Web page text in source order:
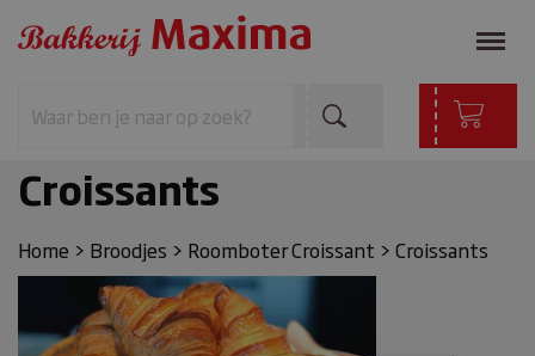
Croissants
Home > Broodjes > Roomboter Croissant > Croissants